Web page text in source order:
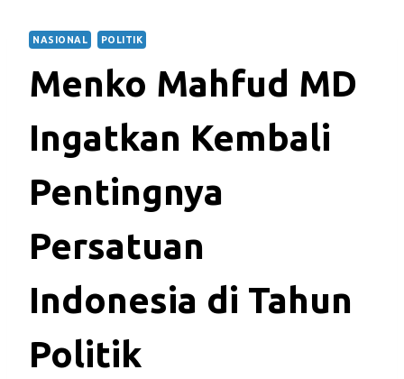
NASIONAL POLITIK
Menko Mahfud MD
Ingatkan Kembali
Pentingnya
Persatuan
Indonesia di Tahun
Politik